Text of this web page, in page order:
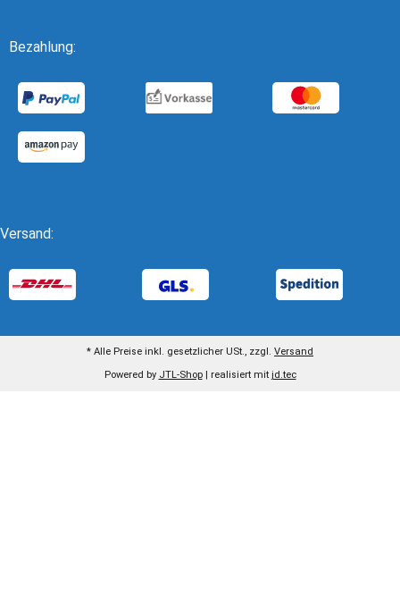
Bezahlung:
Versand:
* Alle Preise inkl. gesetzlicher USt., zzgl. Versand
Powered by JTL-Shop | realisiert mit jd.tec